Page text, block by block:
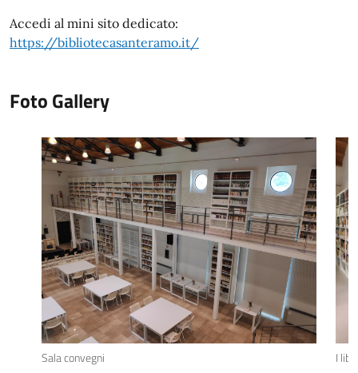
Accedi al mini sito dedicato:
https://bibliotecasanteramo.it/
Foto Gallery
Sala convegni I